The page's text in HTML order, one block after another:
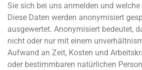
Sie sich bei uns anmelden und welche
Diese Daten werden anonymisiert
ausgewertet. Anonymisiert bedeutet,
nicht oder nur mit einem
Aufwand an Zeit, Kosten und
oder bestimmbaren natürlichen